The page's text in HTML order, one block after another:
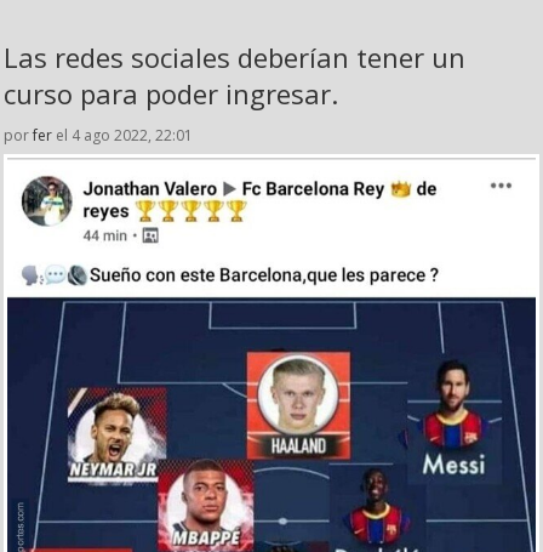
Las redes sociales deberían tener un
curso para poder ingresar.
porfer el 4 ago 2022, 22:01